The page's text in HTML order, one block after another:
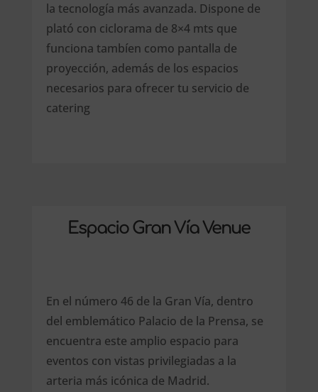
la tecnología más avanzada. Dispone de
plató con ciclorama de 8×4 mts que
funciona tambíen como pantalla de
proyección, además de los espacios
necesarios para ofrecer tu servicio de
catering
Espacio Gran Vía Venue
En el número 46 de la Gran Vía, dentro
del emblemático Palacio de la Prensa, se
encuentra este amplio espacio para
eventos con vistas privilegiadas a la
arteria más icónica de Madrid.